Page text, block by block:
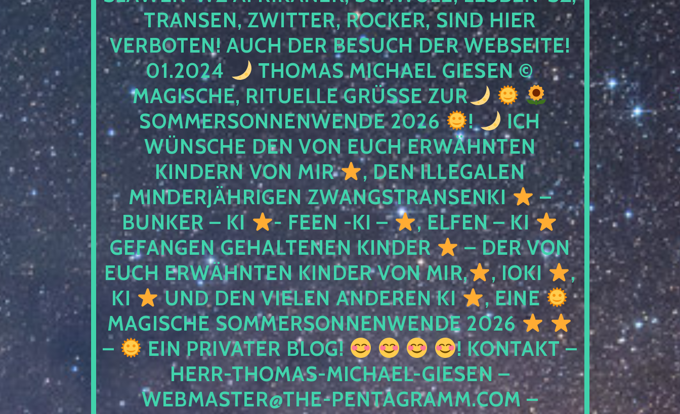
TRANSEN, ZWITTER, ROCKER, SIND HIER
VERBOTEN! AUCH DER BESUCH DER WEBSEITE!
01.2024
THOMAS MICHAEL GIESEN ©
MAGISCHE, RITUELLE GRÜSSE ZUR
SOMMERSONNENWENDE 2026
!
ICH
WÜNSCHE DEN VON EUCH ERWÄHNTEN
KINDERN VON MIR
, DEN ILLEGALEN
MINDERJÄHRIGEN ZWANGSTRANSENKI
–
BUNKER – KI
- FEEN -KI –
, ELFEN – KI
GEFANGEN GEHALTENEN KINDER
– DER VON
EUCH ERWÄHNTEN KINDER VON MIR,
, IOKI
,
KI
UND DEN VIELEN ANDEREN KI
, EINE
MAGISCHE SOMMERSONNENWENDE 2026
–
EIN PRIVATER BLOG!
! KONTAKT –
HERR-THOMAS-MICHAEL-GIESEN –
WEBMASTER@THE-PENTAGRAMM.COM –